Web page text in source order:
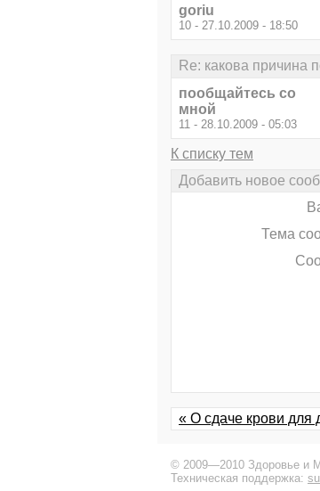
goriu
10 - 27.10.2009 - 18:50
Re: какова причина
пообщайтесь со
мной
11 - 28.10.2009 - 05:03
К списку тем
Добавить новое
Тема
« О сдаче крови для
© 2009—2010 Здоровье и
Техническая поддержка: